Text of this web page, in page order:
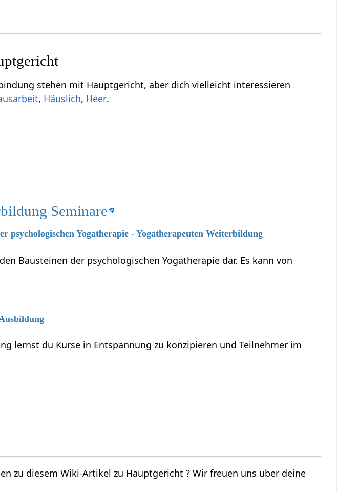
aber dich vielleicht interessieren
, ,
.
Seminare
psychologischen Yogatherapie - Yogatherapeuten Weiterbildung
Bausteinen der psychologischen Yogatherapie dar. Es kann von
lernst du Kurse in Entspannung zu konzipieren und Teilnehmer im
Artikel zu Hauptgericht‏‎ ? Wir freuen uns über deine